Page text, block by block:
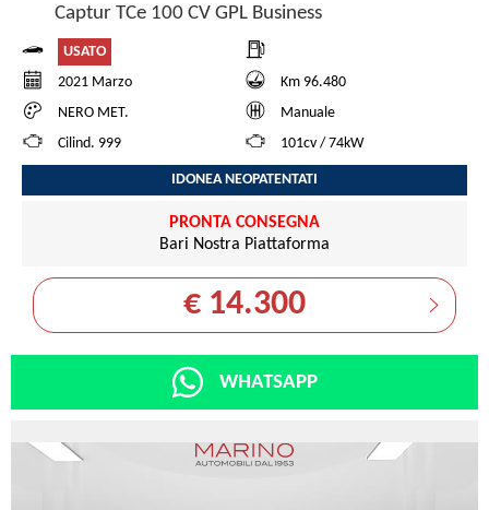
Captur TCe 100 CV GPL Business
USATO
2021 Marzo
Km 96.480
NERO MET.
Manuale
Cilind. 999
101cv / 74kW
IDONEA NEOPATENTATI
PRONTA CONSEGNA
Bari Nostra Piattaforma
€ 14.300
WHATSAPP